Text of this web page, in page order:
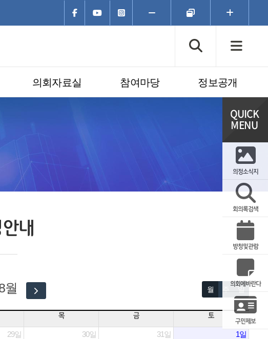
페이스북유튜브 인스타그램폰트크기
폰트크기
폰트크기
검색창 열
전
의회자료실 참여마당 정보공개
내
월 월 일
목 금 토
29일 30일 31일 1일
의정소식지
회의록검색
방청및관람
의회에바란다
구민제보